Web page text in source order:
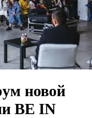
новой
BE IN